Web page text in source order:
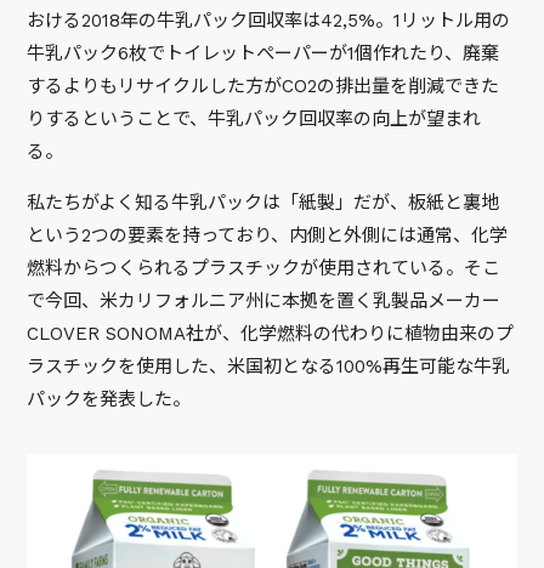
おける2018年の牛乳パック回収率は42,5%。1リットル用の
牛乳パック6枚でトイレットぺーパーが1個作れたり、廃棄
するよりもリサイクルした方がCO2の排出量を削減できた
りするということで、牛乳パック回収率の向上が望まれ
る。
私たちがよく知る牛乳パックは「紙製」だが、板紙と裏地
という2つの要素を持っており、内側と外側には通常、化学
燃料からつくられるプラスチックが使用されている。そこ
で今回、米カリフォルニア州に本拠を置く乳製品メーカー
CLOVER SONOMA社が、化学燃料の代わりに植物由来のプ
ラスチックを使用した、米国初となる100%再生可能な牛乳
パックを発表した。